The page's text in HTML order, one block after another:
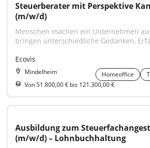
Steuerberater mit Perspektive
(m/w/d)
Menschen machen ein Unternehmen
bringen unterschiedliche Gedanken,
Ecovis
Mindelheim Homeoffice
Von 51.800,00 € bis 121.300,00 €
Ausbildung zum
(m/w/d) – Lohnbuchhaltung